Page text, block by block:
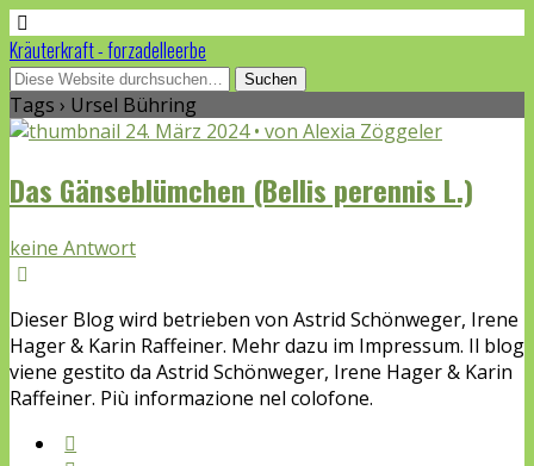
Kräuterkraft - forzadelleerbe
Tags › Ursel Bühring
24. März 2024 • von Alexia Zöggeler
Das Gänseblümchen (Bellis perennis L.)
keine Antwort
Dieser Blog wird betrieben von Astrid Schönweger, Irene
Hager & Karin Raffeiner. Mehr dazu im Impressum. Il blog
viene gestito da Astrid Schönweger, Irene Hager & Karin
Raffeiner. Più informazione nel colofone.